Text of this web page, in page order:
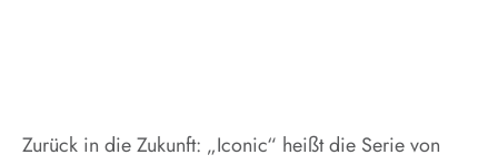
Zurück in die Zukunft: „Iconic“ heißt die Serie von